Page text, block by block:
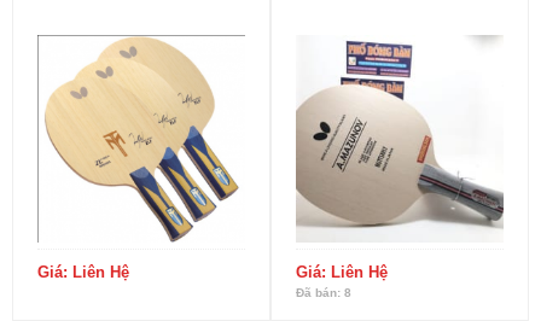
Giá: Liên Hệ Giá: Liên Hệ
Đã bán: 8